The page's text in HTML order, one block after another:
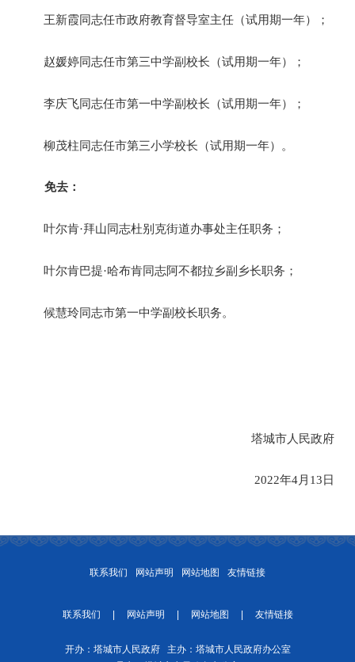
王新霞同志任市政府教育督导室主任（试用期一年）；
赵媛婷同志任市第三中学副校长（试用期一年）；
李庆飞同志任市第一中学副校长（试用期一年）；
柳茂柱同志任市第三小学校长（试用期一年）。
免去：
叶尔肯·拜山同志杜别克街道办事处主任职务；
叶尔肯巴提·哈布肯同志阿不都拉乡副乡长职务；
候慧玲同志市第一中学副校长职务。
塔城市人民政府
2022年4月 13 日
联系我们 网站声明 网站地图 友情链接
联系我们 网站声明 网站地图 友情链接
开办：塔城市人民政府 主办：塔城市人民政府办公室